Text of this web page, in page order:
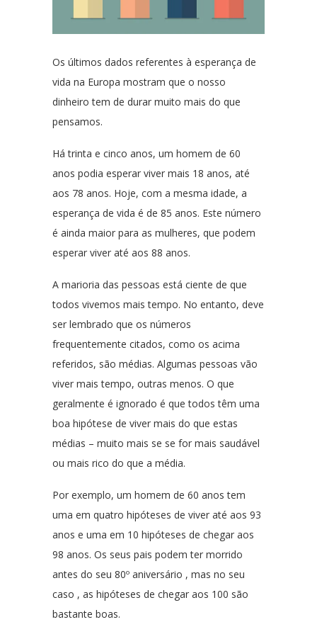
Os últimos dados referentes à esperança de
vida na Europa mostram que o nosso
dinheiro tem de durar muito mais do que
pensamos.
Há trinta e cinco anos, um homem de 60
anos podia esperar viver mais 18 anos, até
aos 78 anos. Hoje, com a mesma idade, a
esperança de vida é de 85 anos. Este número
é ainda maior para as mulheres, que podem
esperar viver até aos 88 anos.
A marioria das pessoas está ciente de que
todos vivemos mais tempo. No entanto, deve
ser lembrado que os números
frequentemente citados, como os acima
referidos, são médias. Algumas pessoas vão
viver mais tempo, outras menos. O que
geralmente é ignorado é que todos têm uma
boa hipótese de viver mais do que estas
médias – muito mais se se for mais saudável
ou mais rico do que a média.
Por exemplo, um homem de 60 anos tem
uma em quatro hipóteses de viver até aos 93
anos e uma em 10 hipóteses de chegar aos
98 anos. Os seus pais podem ter morrido
antes do seu 80º aniversário , mas no seu
caso , as hipóteses de chegar aos 100 são
bastante boas.